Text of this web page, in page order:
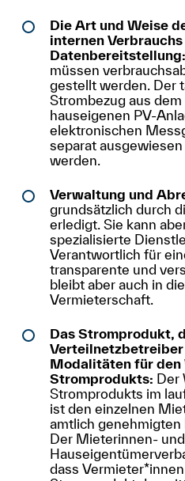
Die Art und Weise
internen
Datenbereitstellung:
müssen
gestellt werden. Der
Strombezug aus
hauseigenen PV-
elektronischen
separat
werden.
Verwaltung und
grundsätzlich durch
erledigt. Sie kann
spezialisierte
Verantwortlich für
transparente und
bleibt aber auch in
Vermieterschaft.
Das Stromprodukt,
Modalitäten für den
Stromprodukts: Der
Stromprodukts im
ist den einzelnen
amtlich genehmigten
Der Mieterinnen-
dass